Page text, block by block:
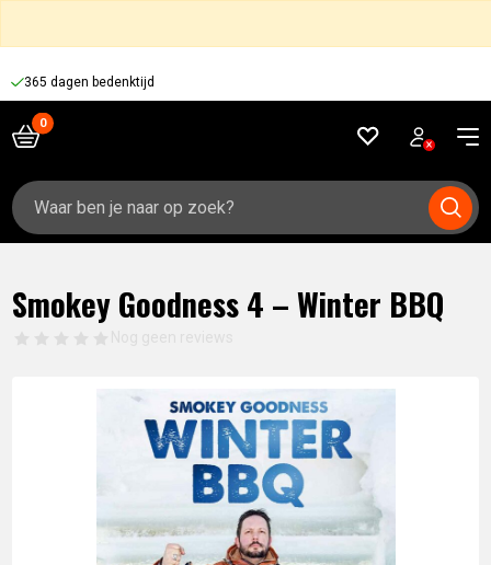
365 dagen bedenktijd
Zoeken
naar:
Smokey Goodness 4 – Winter BBQ